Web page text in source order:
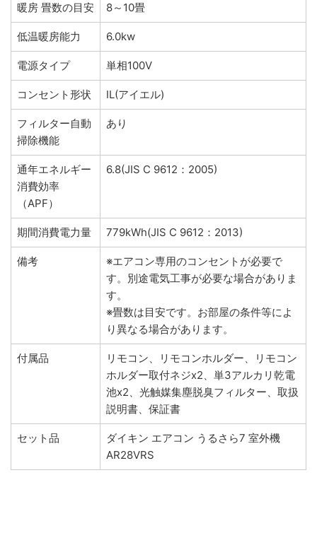
暖房 畳数の目安 8～10畳
低温暖房能力 6.0kw
電源タイプ 単相100V
コンセント形状 IL(アイエル)
フィルター自動
掃除機能
あり
通年エネルギー
消費効率
（APF）
6.8(JIS C 9612：2005)
期間消費電力量 779kWh(JIS C 9612：2013)
備考
※エアコン専用のコンセントが必要で
す。別途電気工事が必要な場合がありま
す。
※畳数は目安です。お部屋の条件等によ
り異なる場合があります。
付属品
リモコン、リモコンホルダー、リモコン
ホルダー取付ネジx2、単3アルカリ乾電
池x2、光触媒集塵脱臭フィルター、取扱
説明書、保証書
セット品
ダイキン エアコン うるさら7 室外機
AR28VRS